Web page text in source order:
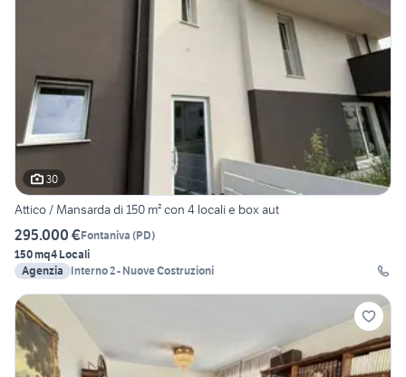
30
Attico / Mansarda di 150 m² con 4 locali e box aut
295.000 €Fontaniva (PD)
150 mq4 Locali
Agenzia
Interno 2 - Nuove Costruzioni